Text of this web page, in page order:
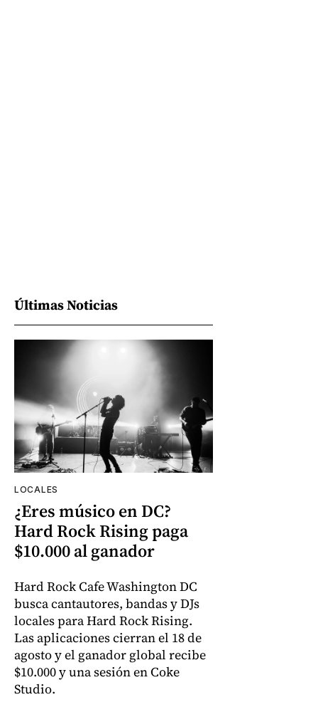
Últimas Noticias
LOCALES
¿Eres músico en DC?
Hard Rock Rising paga
$10.000 al ganador
Hard Rock Cafe Washington DC
busca cantautores, bandas y DJs
locales para Hard Rock Rising.
Las aplicaciones cierran el 18 de
agosto y el ganador global recibe
$10.000 y una sesión en Coke
Studio.